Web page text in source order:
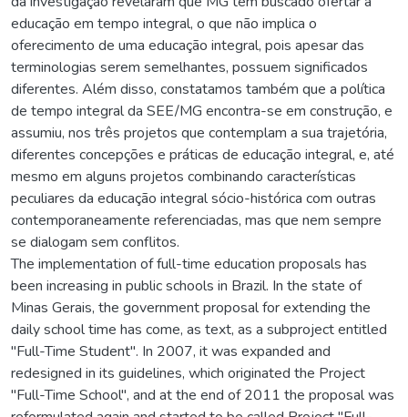
educação em tempo integral, o que não implica o
oferecimento de uma educação integral, pois apesar das
terminologias serem semelhantes, possuem significados
diferentes. Além disso, constatamos também que a política
de tempo integral da SEE/MG encontra-se em construção, e
assumiu, nos três projetos que contemplam a sua trajetória,
diferentes concepções e práticas de educação integral, e, até
mesmo em alguns projetos combinando características
peculiares da educação integral sócio-histórica com outras
contemporaneamente referenciadas, mas que nem sempre
se dialogam sem conflitos.
The implementation of full-time education proposals has
been increasing in public schools in Brazil. In the state of
Minas Gerais, the government proposal for extending the
daily school time has come, as text, as a subproject entitled
"Full-Time Student". In 2007, it was expanded and
redesigned in its guidelines, which originated the Project
"Full-Time School", and at the end of 2011 the proposal was